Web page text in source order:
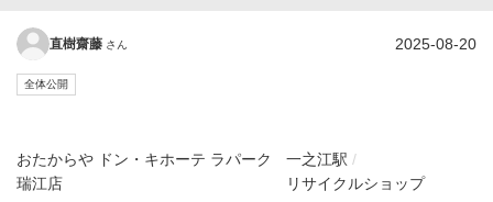
直樹齋藤 さん 2025-08-20
全体公開
おたからや ドン・キホーテ ラパーク
瑞江店
一之江駅
リサイクルショップ